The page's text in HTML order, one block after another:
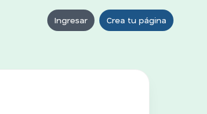
Ingresar Crea tu página